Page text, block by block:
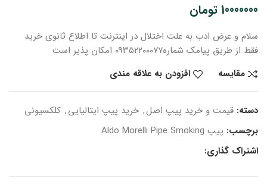
10000000 تومان
سلام و عرض ادب به علت اختلال در اینترنت تا اطلاع ثانوی خرید
فقط از طریق پیامک شماره۰۹۳۵۲۲۰۰۰۷۷ امکان پذیر است
مقایسه
افزودن به علاقه مندی
دسته: قیمت و خرید پیپ اصل, خرید پیپ ایتالیایی, کلکسیونی
برچسب: پیپ Aldo Morelli Pipe Smoking
اشتراک گذاری: